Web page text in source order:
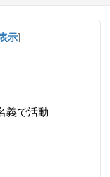
示]
義で活動